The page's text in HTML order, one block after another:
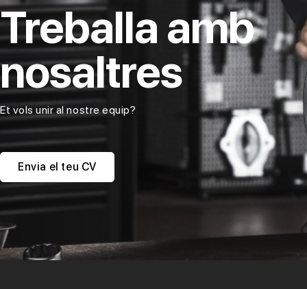
Treballa amb
nosaltres
Et vols unir al nostre equip?
Envia el teu CV